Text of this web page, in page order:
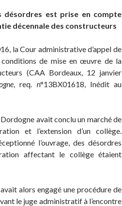
désordres est prise en compte
décennale des constructeurs
la Cour administrative d’appel de
conditions de mise en œuvre de la
(CAA Bordeaux, 12 janvier
, req. n°13BX01618, Inédit au
avait conclu un marché de
et l’extension d’un collège.
l’ouvrage, des désordres
affectant le collège étaient
alors engagé une procédure de
le juge administratif à l’encontre